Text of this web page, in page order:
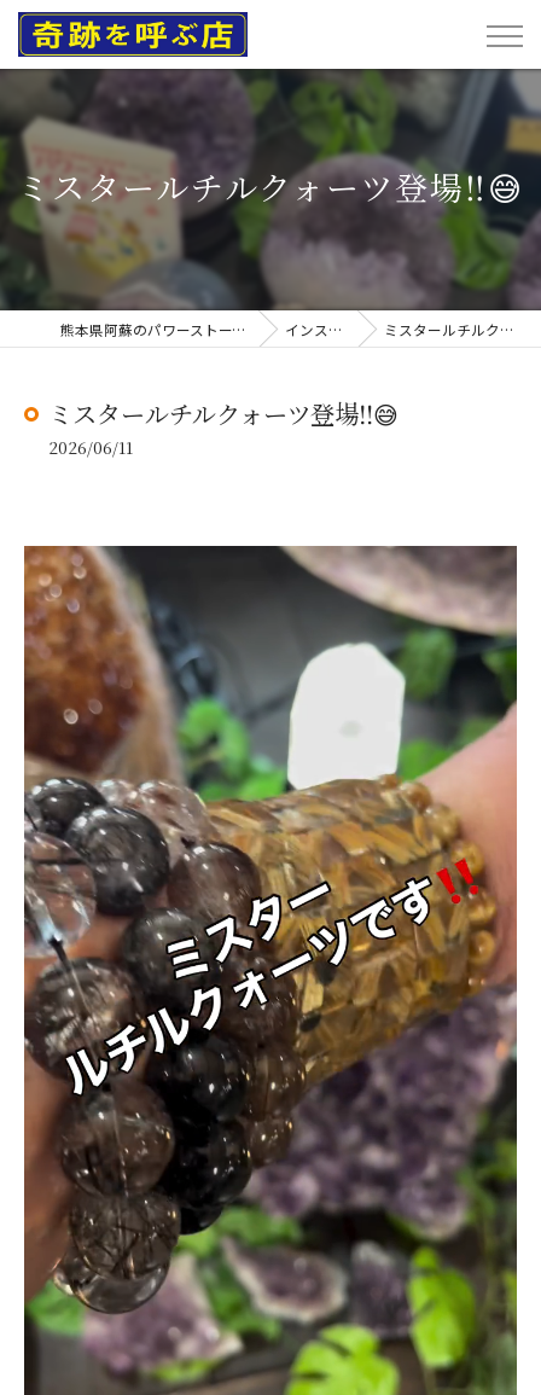
ミスタールチルクォーツ登場‼️😅
熊本県阿蘇のパワーストーンなら奇跡を呼ぶ店 インスタグラム ミスタールチルクォーツ登場‼️😅
ミスタールチルクォーツ登場‼️😅
2026/06/11